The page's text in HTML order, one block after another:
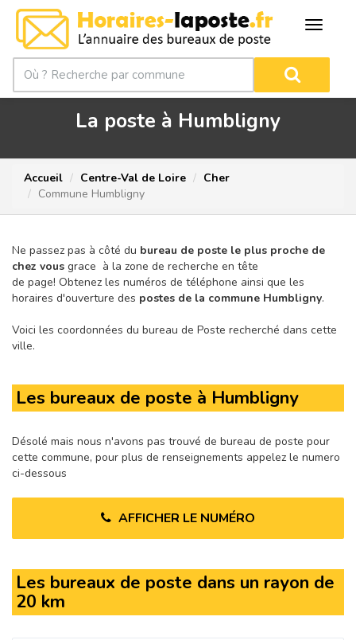
La poste à Humbligny
Accueil Centre-Val de Loire
Cher
Commune Humbligny
Ne passez pas à côté du bureau de poste le plus proche de
chez vous grace à la zone de recherche en tête
de page! Obtenez les numéros de téléphone ainsi que les
horaires d'ouverture des postes de la commune Humbligny.
Voici les coordonnées du bureau de Poste recherché dans cette
ville.
Les bureaux de poste à Humbligny
Désolé mais nous n'avons pas trouvé de bureau de poste pour
cette commune, pour plus de renseignements appelez le numero
ci-dessous
AFFICHER LE NUMÉRO
Les bureaux de poste dans un rayon de
20 km